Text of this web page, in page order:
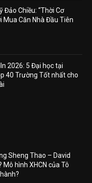
Đảo Chiều: “Thời Cơ
Mua Căn Nhà Đầu Tiên
2026: 5 Đại học tại
40 Trường Tốt nhất cho
Sheng Thao – David
Mô hình XHCN của Tô